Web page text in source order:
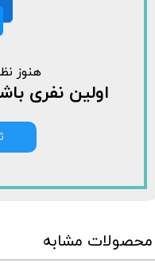
هنوز
اولین نفری
محصولات مشابه